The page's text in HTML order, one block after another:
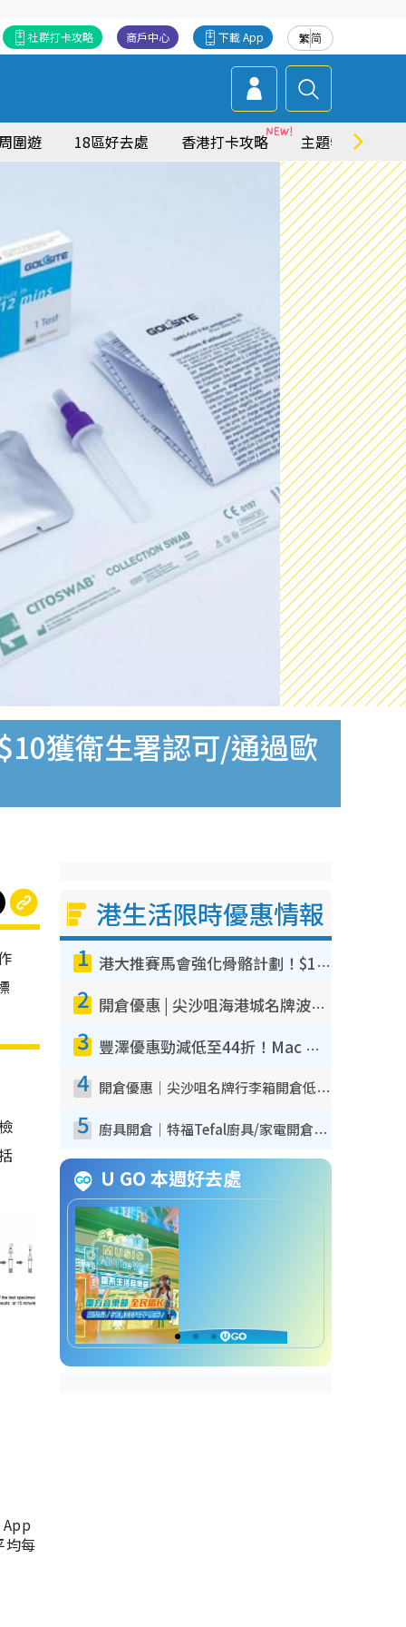
繁简
下載 App
商戶中心
社群打卡攻略
圍遊 18區好去處 香港打卡攻略 主題特集
獲衛生署認可/通過歐
均每
港生活限時優惠情報
1 港大推賽馬會強化骨骼計劃！$100骨質密度X光檢查 完成免費運動訓練送超市禮券！附參加資格
2 開倉優惠 | 尖沙咀海港城名牌波鞋開倉低至1折！On鞋$899起／Joy&Peace鞋履$98起
3 豐澤優惠勁減低至44折！Mac mini/iPhone17Pro大減價！廚房家電$220起
4 開倉優惠｜尖沙咀名牌行李箱開倉低至4折！一連5日 American Tourister/ace./Hallmark $200起！
5 廚具開倉｜特福Tefal廚具/家電開倉低至3折！$220起買平底鍋/炒鑊/湯煲！電飯煲/吸塵機/燙斗$418起
U GO 本週好去處